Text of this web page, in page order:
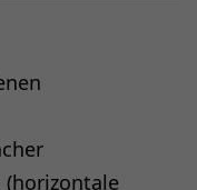
(horizontale